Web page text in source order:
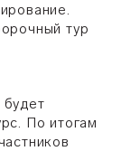
тур
По итогам